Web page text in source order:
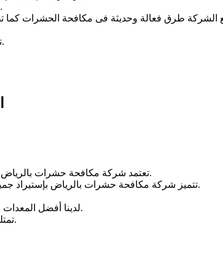
المواد والمبيدات التى تستخدمها الشركة مصرح بها من وزارة الصحة العالمية.
تضم شركتنا خبراء وفنيين محترفين قادرين على تقديم خدماتهم بكفاءة عالية.
تعتمد شركة مكافحة حشرات بالرياض على العديد من الأدوات التى من خلالها يتم القضاء على جميع أنواع الحشرات.
تتميز شركة مكافحة حشرات بالرياض بإستيراد جميع الأدوات والمعدات من الخارج وذلك لنضمن لك القضاء على الحشرات نهائياً.
لدينا أفضل المعدات والأجهزة الحديثة التى يمكنها الوصول لأضيق الأماكن التى تنتشر بها الحشرات.
تمتلك شركة فى الخدمة أدوات وأجهزة تمكنها من معرفة أماكن إختباء الحشرات.